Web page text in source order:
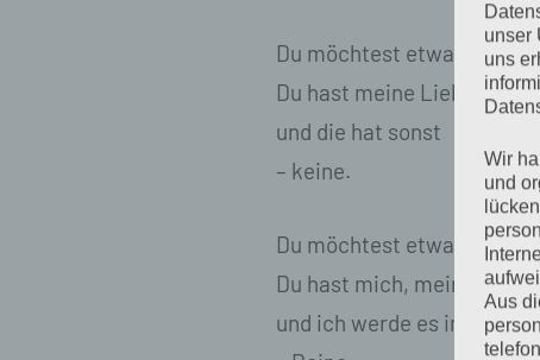
Du möchtest etwas für
Du hast meine Liebe, mein
und die hat sonst
– keine.
Du möchtest etwas für
Du hast mich, mein Herz,
und ich werde es immer
unser
uns
Wir
und
Aus